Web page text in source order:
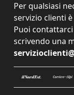
Per qualsiasi
servizio clienti
Puoi
scrivendo una